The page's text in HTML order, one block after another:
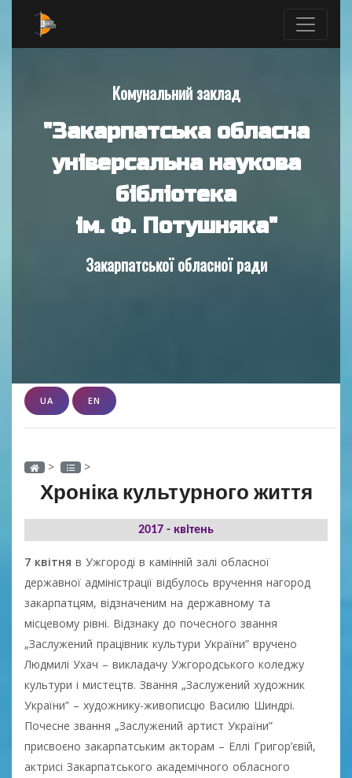
Комунальний заклад
"Закарпатська обласна
універсальна наукова
бібліотека
ім. Ф. Потушняка"
Закарпатської обласної ради
UA EN
> >
Хроніка культурного життя
2017 - квітень
7 квітня в Ужгороді в камінній залі обласної
державної адміністрації відбулось вручення нагород
закарпатцям, відзначеним на державному та
місцевому рівні. Відзнаку до почесного звання
„Заслужений працівник культури України” вручено
Людмилі Ухач – викладачу Ужгородського коледжу
культури і мистецтв. Звання „Заслужений художник
України” – художнику-живописцю Василю Шиндрі.
Почесне звання „Заслужений артист України”
присвоєно закарпатським акторам – Еллі Григор’євій,
актрисі Закарпатського академічного обласного